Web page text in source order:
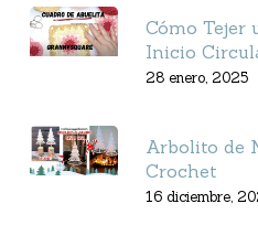
Cómo Tejer
Inicio
28 enero, 2025
Arbolito de
Crochet
16 diciembre,